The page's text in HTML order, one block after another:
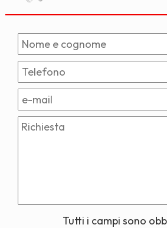
Tutti i campi sono